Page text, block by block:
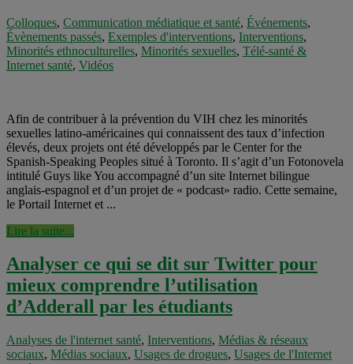
Colloques, Communication médiatique et santé, Événements,
Évènements passés, Exemples d'interventions, Interventions,
Minorités ethnoculturelles, Minorités sexuelles, Télé-santé &
Internet santé, Vidéos
Afin de contribuer à la prévention du VIH chez les minorités
sexuelles latino-américaines qui connaissent des taux d’infection
élevés, deux projets ont été développés par le Center for the
Spanish-Speaking Peoples situé à Toronto. Il s’agit d’un Fotonovela
intitulé Guys like You accompagné d’un site Internet bilingue
anglais-espagnol et d’un projet de « podcast» radio. Cette semaine,
le Portail Internet et ...
Lire la suite...
Analyser ce qui se dit sur Twitter pour
mieux comprendre l’utilisation
d’Adderall par les étudiants
Analyses de l'internet santé, Interventions, Médias & réseaux
sociaux, Médias sociaux, Usages de drogues, Usages de l'Internet